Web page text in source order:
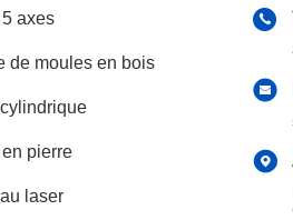
axes
de moules en bois
pierre
laser